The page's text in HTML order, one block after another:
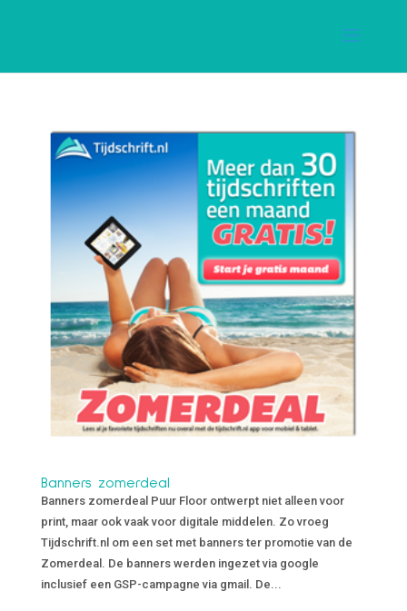
Banners zomerdeal
Banners zomerdeal Puur Floor ontwerpt niet alleen voor
print, maar ook vaak voor digitale middelen. Zo vroeg
Tijdschrift.nl om een set met banners ter promotie van de
Zomerdeal. De banners werden ingezet via google
inclusief een GSP-campagne via gmail. De...